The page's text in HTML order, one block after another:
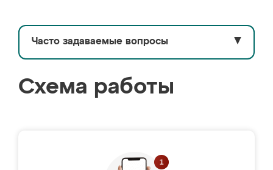
Часто задаваемые вопросы ▼
Схема работы